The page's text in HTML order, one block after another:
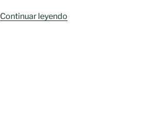
Continuar leyendo